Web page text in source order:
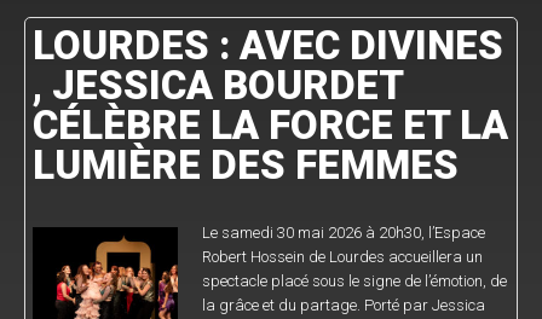
LOURDES : AVEC DIVINES
, JESSICA BOURDET
CÉLÈBRE LA FORCE ET LA
LUMIÈRE DES FEMMES
Le samedi 30 mai 2026 à 20h30, l’Espace
Robert Hossein de Lourdes accueillera un
spectacle placé sous le signe de l’émotion, de
la grâce et du partage. Porté par Jessica